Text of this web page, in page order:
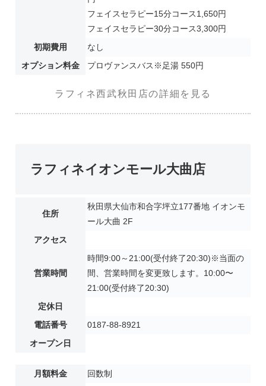
フェイスセラピー15分コース1,650円
フェイスセラピー30分コース3,300円
初期費用
なし
オプション料金
プロヴァンスバス※足湯 550円
ラフィネ西武秋田店の詳細を見る
ラフィネイオンモール大曲店
住所
秋田県大仙市和合字坪立177番地 イオンモ
ール大曲 2F
アクセス
営業時間
時間9:00～21:00(受付終了20:30)※当面の
間、営業時間を変更致します。10:00〜
21:00(受付終了20:30)
定休日
電話番号
0187-88-8921
オープン日
月額料金 回数制